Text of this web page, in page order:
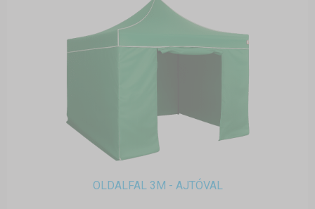
OLDALFAL 3M - AJTÓVAL